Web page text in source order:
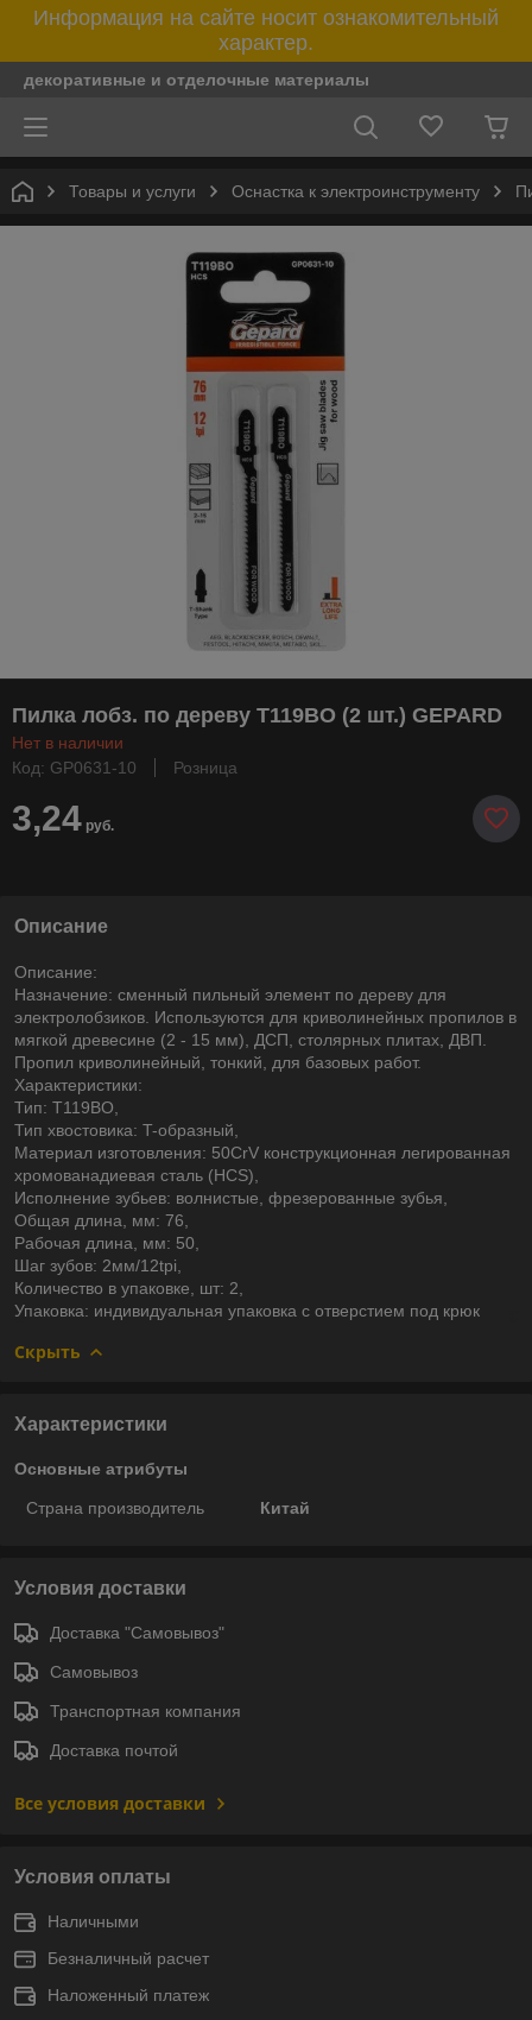
Информация на сайте носит ознакомительный
характер.
декоративные и отделочные материалы
Товары и услуги Оснастка к электроинструменту
Пилка лобз. по дереву T119BO (2 шт.) GEPARD
Нет в наличии
Код: GP0631-10
Розница
3,24 руб.
Описание
Описание:
Назначение: сменный пильный элемент по дереву для
электролобзиков. Используются для криволинейных пропилов в
мягкой древесине (2 - 15 мм), ДСП, столярных плитах, ДВП.
Пропил криволинейный, тонкий, для базовых работ.
Характеристики:
Тип: T119BO,
Тип хвостовика: T-образный,
Материал изготовления: 50CrV конструкционная легированная
хромованадиевая сталь (HCS),
Исполнение зубьев: волнистые, фрезерованные зубья,
Общая длина, мм: 76,
Рабочая длина, мм: 50,
Шаг зубов: 2мм/12tpi,
Количество в упаковке, шт: 2,
Упаковка: индивидуальная упаковка с отверстием под крюк
Скрыть
Характеристики
Основные атрибуты
Страна производитель Китай
Условия доставки
Доставка "Самовывоз"
Самовывоз
Транспортная компания
Доставка почтой
Все условия доставки
Условия оплаты
Наличными
Безналичный расчет
Наложенный платеж